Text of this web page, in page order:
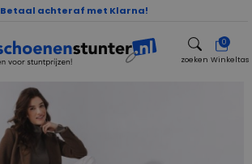
Betaal achteraf met Klarna!
zoeken
0
Winkeltas